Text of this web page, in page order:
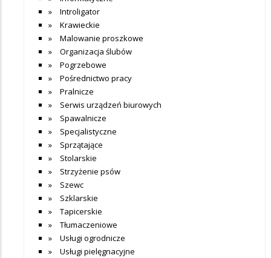
Introligator
Krawieckie
Malowanie proszkowe
Organizacja ślubów
Pogrzebowe
Pośrednictwo pracy
Pralnicze
Serwis urządzeń biurowych
Spawalnicze
Specjalistyczne
Sprzątające
Stolarskie
Strzyżenie psów
Szewc
Szklarskie
Tapicerskie
Tłumaczeniowe
Usługi ogrodnicze
Usługi pielęgnacyjne